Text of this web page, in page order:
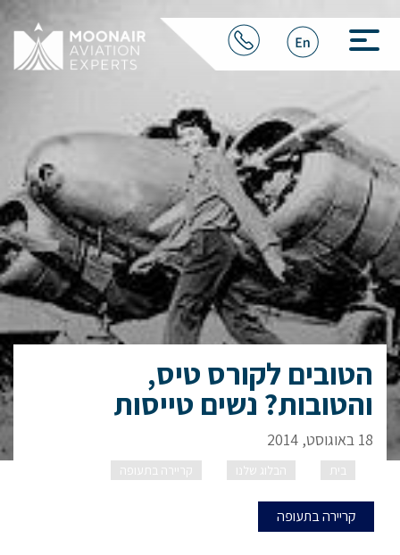
הטובים לקורס טיס,
והטובות? נשים טייסות
18 באוגוסט, 2014
בית הבלוג שלנו קריירה בתעופה
קריירה בתעופה